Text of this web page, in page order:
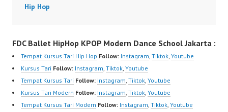
Hip Hop
FDC Ballet HipHop KPOP Modern Dance School Jakarta :
Tempat Kursus Tari Hip Hop Follow: Instagram, Tiktok, Youtube
Kursus Tari Follow: Instagram, Tiktok, Youtube
Tempat Kursus Tari Follow: Instagram, Tiktok, Youtube
Kursus Tari Modern Follow: Instagram, Tiktok, Youtube
Tempat Kursus Tari Modern Follow: Instagram, Tiktok, Youtube